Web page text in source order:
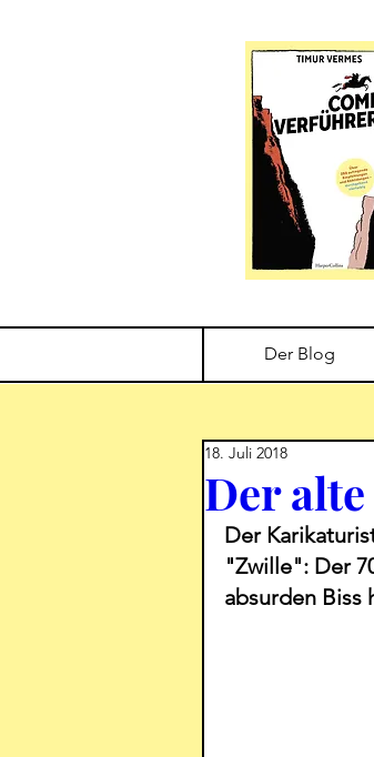
Der Blog
Der
18. Juli 2018
Der
"Zwille": Der
absurden Biss